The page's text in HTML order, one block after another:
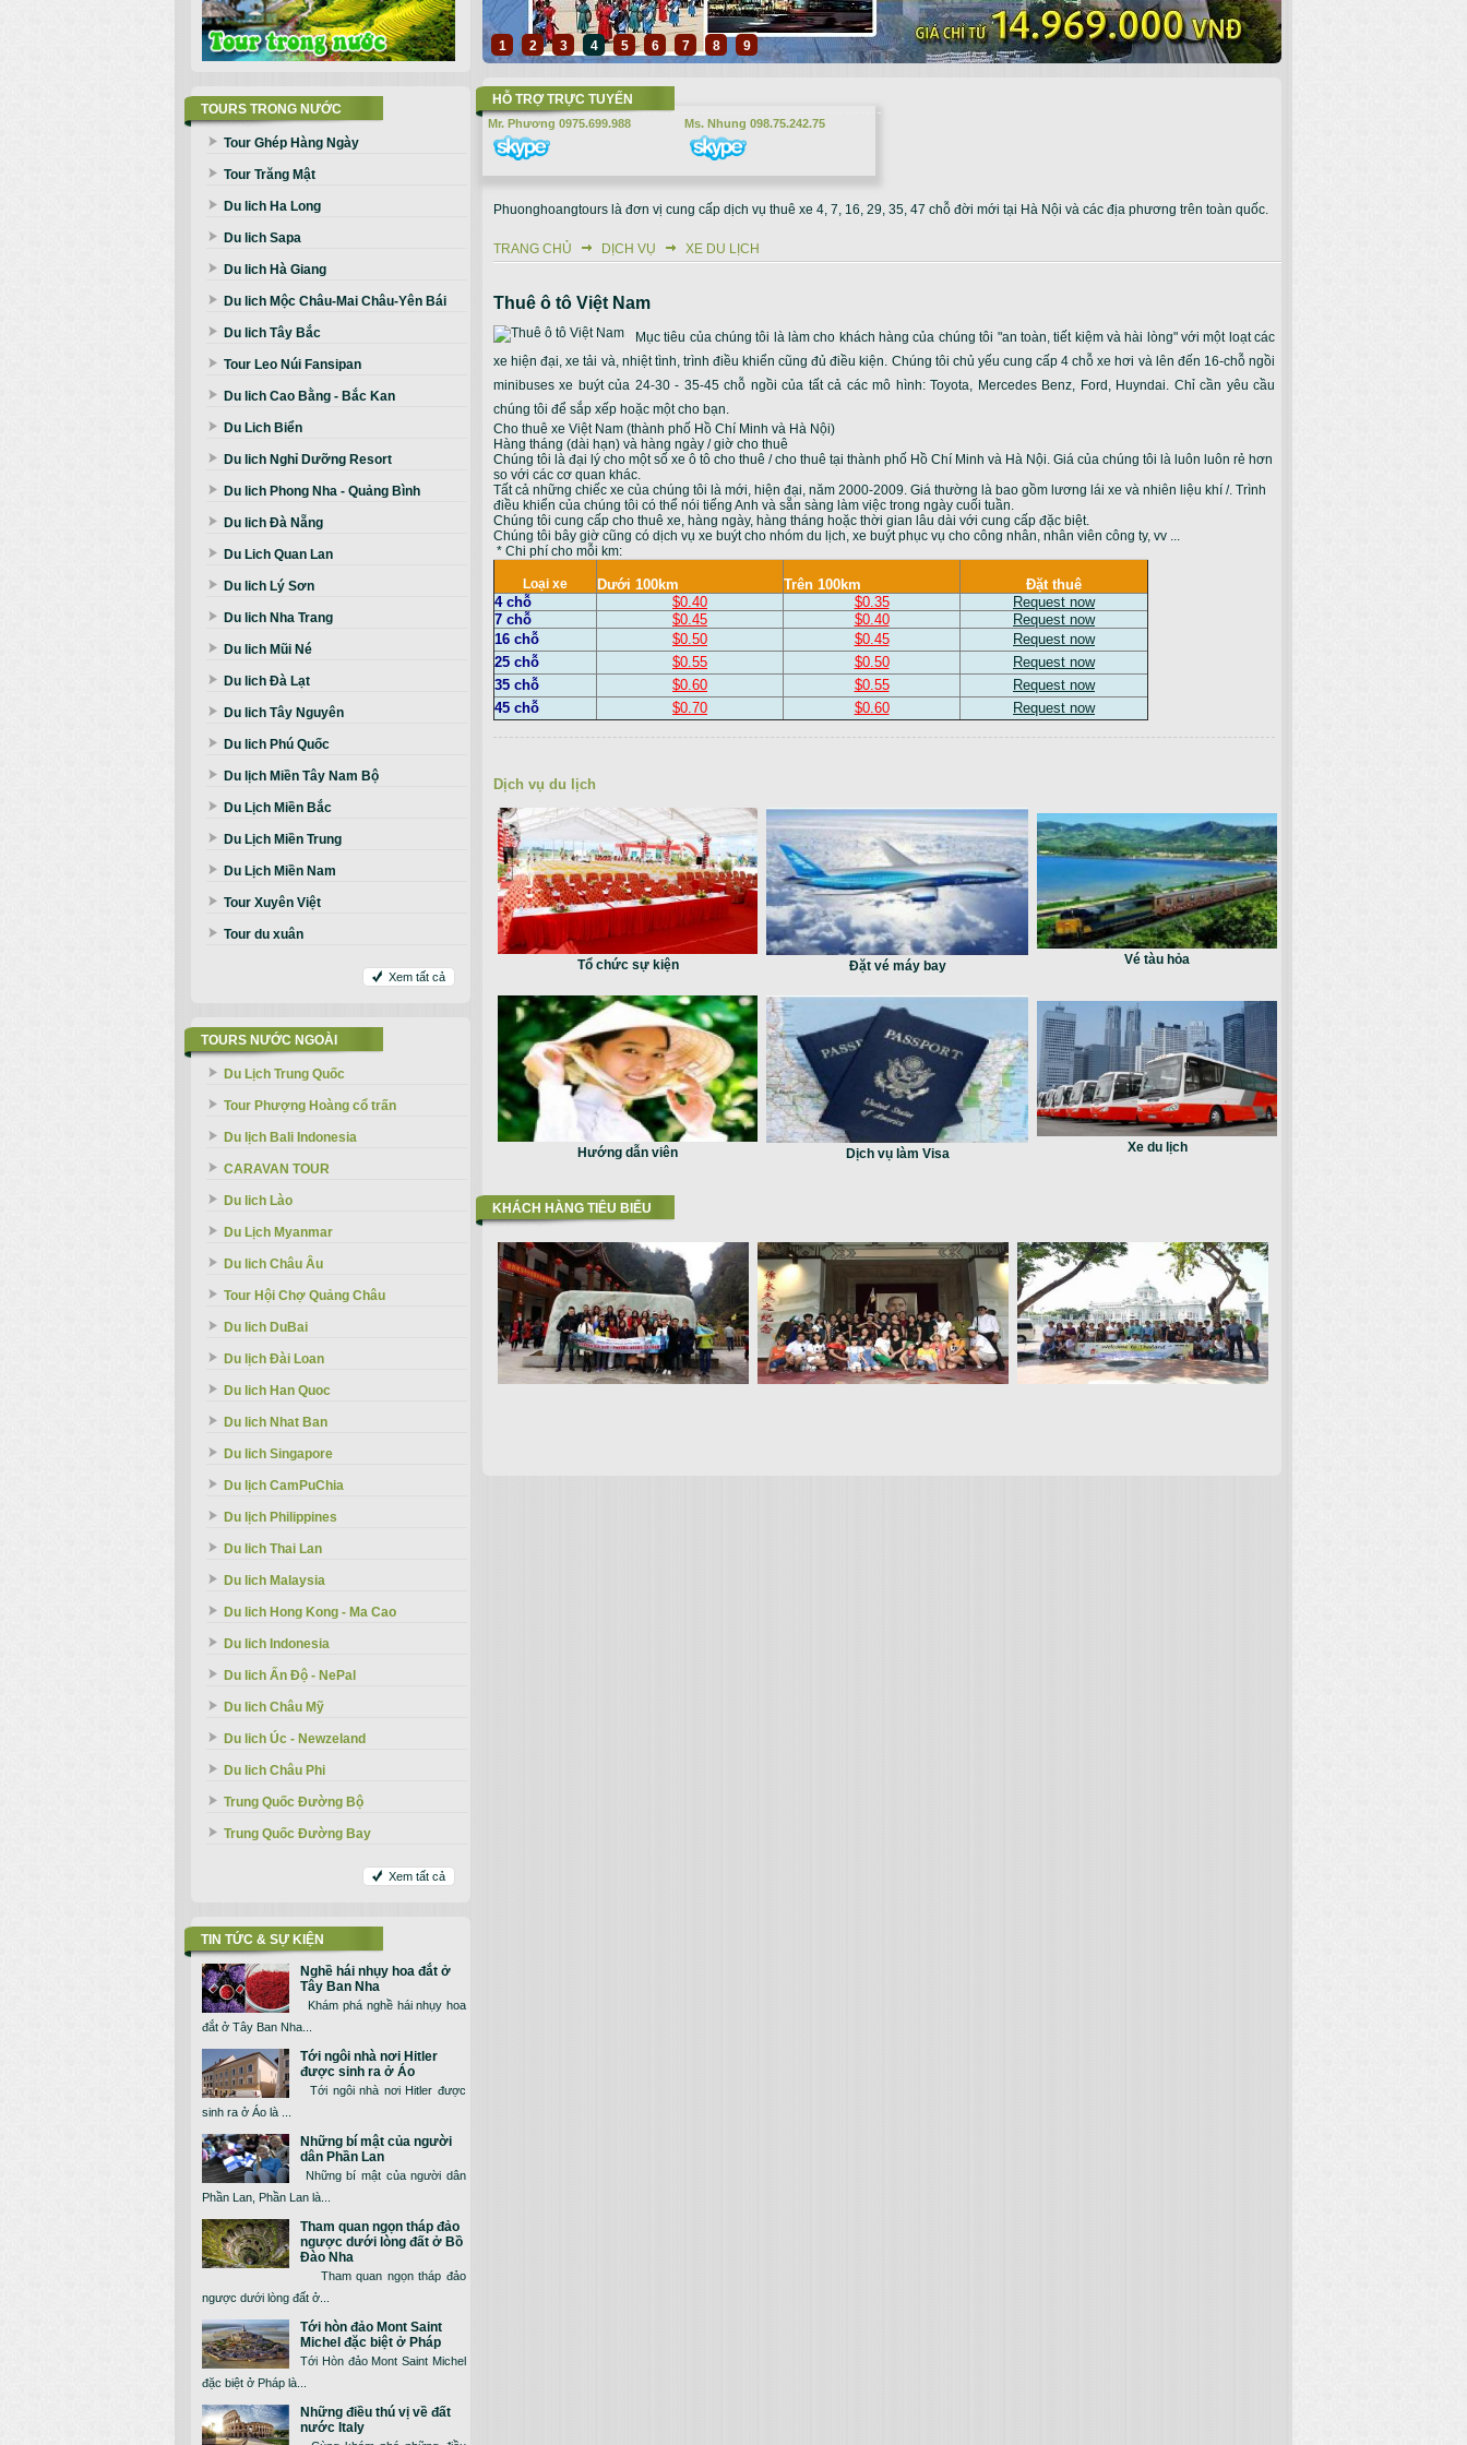
TOURS TRONG NƯỚC
Tour Ghép Hàng Ngày
Tour Trăng Mật
Du lich Ha Long
Du lich Sapa
Du lich Hà Giang
Du lich Mộc Châu-Mai Châu-Yên Bái
Du lich Tây Bắc
Tour Leo Núi Fansipan
Du lich Cao Bằng - Bắc Kan
Du Lich Biển
Du lich Nghỉ Dưỡng Resort
Du lich Phong Nha - Quảng Bình
Du lich Đà Nẵng
Du Lich Quan Lan
Du lich Lý Sơn
Du lich Nha Trang
Du lich Mũi Né
Du lich Đà Lạt
Du lich Tây Nguyên
Du lich Phú Quốc
Du lịch Miền Tây Nam Bộ
Du Lịch Miền Bắc
Du Lịch Miền Trung
Du Lịch Miền Nam
Tour Xuyên Việt
Tour du xuân
Xem tất cả
TOURS NƯỚC NGOÀI
Du Lịch Trung Quốc
Tour Phượng Hoàng cổ trấn
Du lịch Bali Indonesia
CARAVAN TOUR
Du lich Lào
Du Lịch Myanmar
Du lich Châu Âu
Tour Hội Chợ Quảng Châu
Du lich DuBai
Du lịch Đài Loan
Du lich Han Quoc
Du lich Nhat Ban
Du lich Singapore
Du lịch CamPuChia
Du lịch Philippines
Du lich Thai Lan
Du lich Malaysia
Du lich Hong Kong - Ma Cao
Du lich Indonesia
Du lich Ấn Độ - NePal
Du lich Châu Mỹ
Du lich Úc - Newzeland
Du lich Châu Phi
Trung Quốc Đường Bộ
Trung Quốc Đường Bay
Xem tất cả
TIN TỨC & SỰ KIỆN
Nghề hái nhụy hoa đắt ở
Tây Ban Nha
Khám phá nghề hái nhụy hoa
đắt ở Tây Ban Nha...
Tới ngôi nhà nơi Hitler
được sinh ra ở Áo
Tới ngôi nhà nơi Hitler được
sinh ra ở Áo là ...
Những bí mật của người
dân Phần Lan
Những bí mật của người dân
Phần Lan, Phần Lan là...
Tham quan ngọn tháp đảo
ngược dưới lòng đất ở Bồ
Đào Nha
Tham quan ngọn tháp đảo
ngược dưới lòng đất ở...
Tới hòn đảo Mont Saint
Michel đặc biệt ở Pháp
Tới Hòn đảo Mont Saint Michel
đặc biệt ở Pháp là...
Những điều thú vị về đất
nước Italy
1 2 3 4 5 6 7 8 9
HỖ TRỢ TRỰC TUYẾN
Mr. Phương 0975.699.988 Ms. Nhung 098.75.242.75
Phuonghoangtours là đơn vị cung cấp dịch vụ thuê xe 4, 7, 16, 29, 35, 47 chỗ đời mới tại Hà Nội và các địa phương trên toàn quốc.
Bạn đang ở đây
TRANG CHỦ DỊCH VỤ XE DU LỊCH
Thuê ô tô Việt Nam
Mục tiêu của chúng tôi là làm cho khách hàng của chúng tôi "an toàn, tiết kiệm và hài lòng" với một loạt các
xe hiện đại, xe tải và, nhiệt tình, trình điều khiển cũng đủ điều kiện. Chúng tôi chủ yếu cung cấp 4 chỗ xe hơi và lên đến 16-chỗ ngồi
minibuses xe buýt của 24-30 - 35-45 chỗ ngồi của tất cả các mô hình: Toyota, Mercedes Benz, Ford, Huyndai. Chỉ cần yêu cầu
chúng tôi để sắp xếp hoặc một cho bạn.
Cho thuê xe Việt Nam (thành phố Hồ Chí Minh và Hà Nội)
Hàng tháng (dài hạn) và hàng ngày / giờ cho thuê
Chúng tôi là đại lý cho một số xe ô tô cho thuê / cho thuê tại thành phố Hồ Chí Minh và Hà Nội. Giá của chúng tôi là luôn luôn rẻ hơn
so với các cơ quan khác.
Tất cả những chiếc xe của chúng tôi là mới, hiện đại, năm 2000-2009. Giá thường là bao gồm lương lái xe và nhiên liệu khí /. Trình
điều khiển của chúng tôi có thể nói tiếng Anh và sẵn sàng làm việc trong ngày cuối tuần.
Chúng tôi cung cấp cho thuê xe, hàng ngày, hàng tháng hoặc thời gian lâu dài với cung cấp đặc biệt.
Chúng tôi bây giờ cũng có dịch vụ xe buýt cho nhóm du lịch, xe buýt phục vụ cho công nhân, nhân viên công ty, vv ...
* Chi phí cho mỗi km:
Loại xe Dưới 100km Trên 100km
Đặt thuê
4 chỗ
$0.40 $0.35
Request now
7 chỗ
$0.45 $0.40
Request now
16 chỗ $0.50 $0.45
Request now
25 chỗ $0.55 $0.50
Request now
35 chỗ $0.60 $0.55
Request now
45 chỗ $0.70 $0.60 Request now
Dịch vụ du lịch
Tổ chức sự kiện Đặt vé máy bay Vé tàu hỏa
Hướng dẫn viên Dịch vụ làm Visa Xe du lịch
KHÁCH HÀNG TIÊU BIỂU